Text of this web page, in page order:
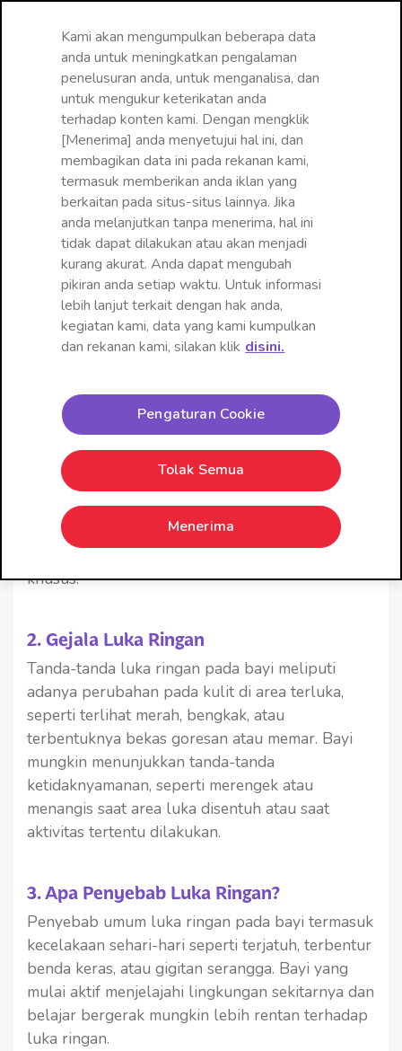
Iritasi Pada Kulit Bayi
Luka ringan pada bayi adalah cedera yang terjadi
pada kulit atau jaringan lunak bayi yang
biasanya tidak serius dan dapat sembuh dengan
sendirinya tanpa perawatan medis yang intensif.
Contoh luka ringan pada bayi termasuk goresan
kecil, lecet, memar ringan, atau luka gigitan
serangga yang tidak mengharuskan perawatan
khusus.
2. Gejala Luka Ringan
Tanda-tanda luka ringan pada bayi meliputi
adanya perubahan pada kulit di area terluka,
seperti terlihat merah, bengkak, atau
terbentuknya bekas goresan atau memar. Bayi
mungkin menunjukkan tanda-tanda
ketidaknyamanan, seperti merengek atau
menangis saat area luka disentuh atau saat
aktivitas tertentu dilakukan.
3. Apa Penyebab Luka Ringan?
Penyebab umum luka ringan pada bayi termasuk
kecelakaan sehari-hari seperti terjatuh, terbentur
benda keras, atau gigitan serangga. Bayi yang
mulai aktif menjelajahi lingkungan sekitarnya dan
belajar bergerak mungkin lebih rentan terhadap
luka ringan.
Kami akan mengumpulkan beberapa data
anda untuk meningkatkan pengalaman
penelusuran anda, untuk menganalisa, dan
untuk mengukur keterikatan anda
terhadap konten kami. Dengan mengklik
[Menerima] anda menyetujui hal ini, dan
membagikan data ini pada rekanan kami,
termasuk memberikan anda iklan yang
berkaitan pada situs-situs lainnya. Jika
anda melanjutkan tanpa menerima, hal ini
tidak dapat dilakukan atau akan menjadi
kurang akurat. Anda dapat mengubah
pikiran anda setiap waktu. Untuk informasi
lebih lanjut terkait dengan hak anda,
kegiatan kami, data yang kami kumpulkan
dan rekanan kami, silakan klik disini.
Pengaturan Cookie
Tolak Semua
Menerima